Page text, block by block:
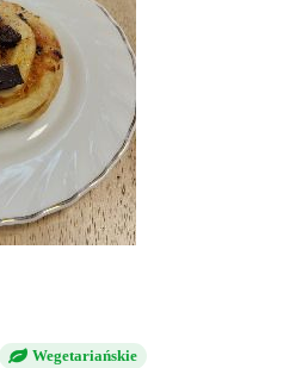
Wegetariańskie